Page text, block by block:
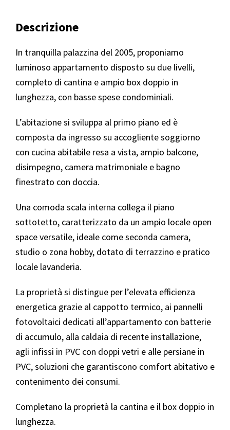
Descrizione
In tranquilla palazzina del 2005, proponiamo
luminoso appartamento disposto su due livelli,
completo di cantina e ampio box doppio in
lunghezza, con basse spese condominiali.
L’abitazione si sviluppa al primo piano ed è
composta da ingresso su accogliente soggiorno
con cucina abitabile resa a vista, ampio balcone,
disimpegno, camera matrimoniale e bagno
finestrato con doccia.
Una comoda scala interna collega il piano
sottotetto, caratterizzato da un ampio locale open
space versatile, ideale come seconda camera,
studio o zona hobby, dotato di terrazzino e pratico
locale lavanderia.
La proprietà si distingue per l’elevata efficienza
energetica grazie al cappotto termico, ai pannelli
fotovoltaici dedicati all’appartamento con batterie
di accumulo, alla caldaia di recente installazione,
agli infissi in PVC con doppi vetri e alle persiane in
PVC, soluzioni che garantiscono comfort abitativo e
contenimento dei consumi.
Completano la proprietà la cantina e il box doppio in
lunghezza.